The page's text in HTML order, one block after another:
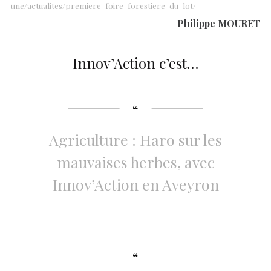
une/actualites/premiere-foire-forestiere-du-lot/
Philippe MOURET
Innov’Action c’est…
Agriculture : Haro sur les
mauvaises herbes, avec
Innov’Action en Aveyron